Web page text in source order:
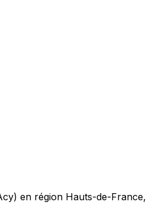
en région Hauts-de-France,